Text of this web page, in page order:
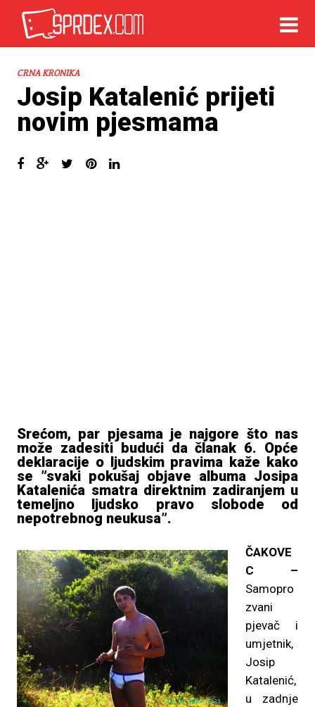
CRNA KRONIKA
Josip Katalenić prijeti
novim pjesmama
Srećom, par pjesama je najgore što nas
može zadesiti budući da članak 6. Opće
deklaracije o ljudskim pravima kaže kako
se ”svaki pokušaj objave albuma Josipa
Katalenića smatra direktnim zadiranjem u
temeljno ljudsko pravo slobode od
nepotrebnog neukusa”.
ČAKOVE
C –
Samopro
zvani
pjevač i
umjetnik,
Josip
Katalenić,
u zadnje